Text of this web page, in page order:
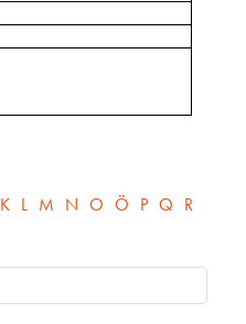
K L M N O Ö P Q R